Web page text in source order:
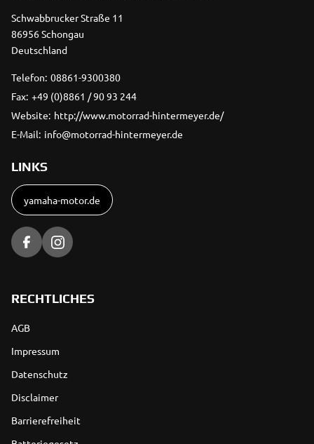
Schwabbrucker Straße 11
86956 Schongau
Deutschland
Telefon: 08861-9300380
Fax: +49 (0)8861 / 90 93 244
Website: http://www.motorrad-hintermeyer.de/
E-Mail: info@motorrad-hintermeyer.de
LINKS
yamaha-motor.de
RECHTLICHES
AGB
Impressum
Datenschutz
Disclaimer
Barrierefreiheit